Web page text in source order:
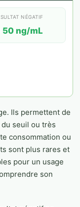
NÉGATIF
50 ng/mL
Ils permettent de
seuil ou très
consommation ou
sont plus rares et
pour un usage
son